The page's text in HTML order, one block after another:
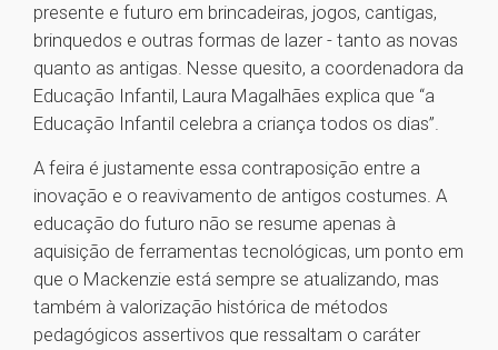
presente e futuro em brincadeiras, jogos, cantigas,
brinquedos e outras formas de lazer - tanto as novas
quanto as antigas. Nesse quesito, a coordenadora da
Educação Infantil, Laura Magalhães explica que “a
Educação Infantil celebra a criança todos os dias”.
A feira é justamente essa contraposição entre a
inovação e o reavivamento de antigos costumes. A
educação do futuro não se resume apenas à
aquisição de ferramentas tecnológicas, um ponto em
que o Mackenzie está sempre se atualizando, mas
também à valorização histórica de métodos
pedagógicos assertivos que ressaltam o caráter